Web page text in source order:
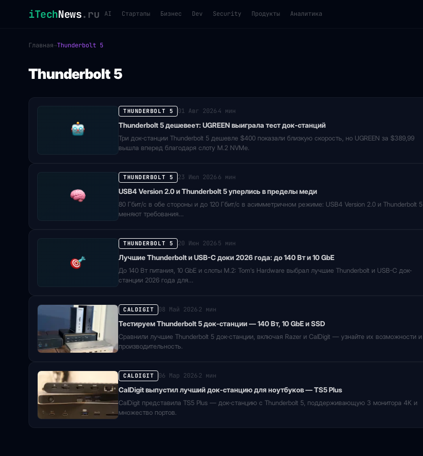
iTechNews.ru AI Стартапы Бизнес Dev Security Продукты Аналитика
Главная→Thunderbolt 5
Thunderbolt 5
THUNDERBOLT 5 01 Авг 2026 4 мин
Thunderbolt 5 дешевеет: UGREEN выиграла тест док-станций
Три док-станции Thunderbolt 5 дешевле $400 показали близкую скорость, но UGREEN за $389,99
вышла вперед благодаря слоту M.2 NVMe.
THUNDERBOLT 5 23 Июл 2026 6 мин
USB4 Version 2.0 и Thunderbolt 5 уперлись в пределы меди
80 Гбит/с в обе стороны и до 120 Гбит/с в асимметричном режиме: USB4 Version 2.0 и Thunderbolt 5
меняют требования…
THUNDERBOLT 5 20 Июн 2026 5 мин
Лучшие Thunderbolt и USB-C доки 2026 года: до 140 Вт и 10 GbE
До 140 Вт питания, 10 GbE и слоты M.2: Tom's Hardware выбрал лучшие Thunderbolt и USB-C док-
станции 2026 года для…
CALDIGIT 08 Май 2026 2 мин
Тестируем Thunderbolt 5 док-станции — 140 Вт, 10 GbE и SSD
Сравнили лучшие Thunderbolt 5 док-станции, включая Razer и CalDigit — узнайте их возможности и
производительность.
CALDIGIT 06 Мар 2026 2 мин
CalDigit выпустил лучший док-станцию для ноутбуков — TS5 Plus
CalDigit представила TS5 Plus — док-станцию с Thunderbolt 5, поддерживающую 3 монитора 4K и
множество портов.